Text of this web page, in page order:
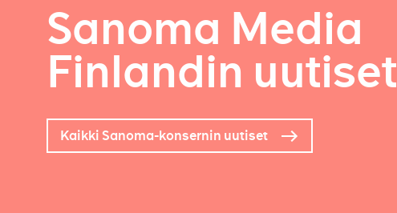
Sanoma Media
Finlandin uutiset
Kaikki Sanoma-konsernin uutiset